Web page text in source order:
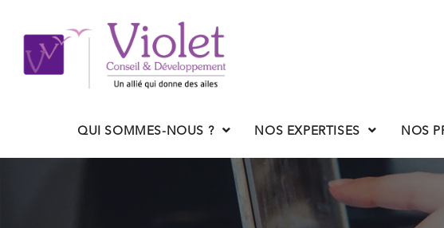
QUI SOMMES-NOUS ? NOS EXPERTISES NOS